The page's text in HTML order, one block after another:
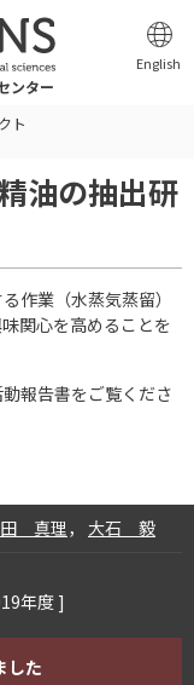
ンター
English
ト
油の抽出研
作業（水蒸気蒸留）
関心を高めることを
報告書をご覧くださ
真理， 大石 毅
年度 ]
した